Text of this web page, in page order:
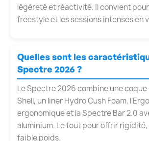
légèreté et réactivité. Il convient
freestyle et les sessions intenses en
Quelles sont les
Spectre 2026 ?
Le Spectre 2026 combine une
Shell, un liner Hydro Cush Foam,
ergonomique et la Spectre Bar 2.0
aluminium. Le tout pour offrir
faible poids.